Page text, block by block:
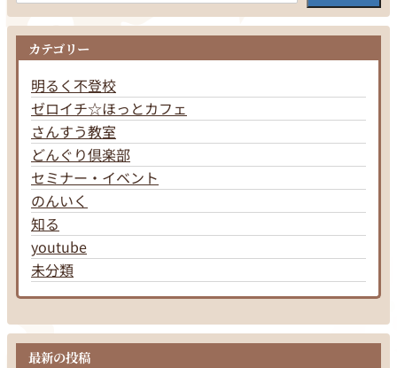
カテゴリー
明るく不登校
ゼロイチ☆ほっとカフェ
さんすう教室
どんぐり倶楽部
セミナー・イベント
のんいく
知る
youtube
未分類
最新の投稿